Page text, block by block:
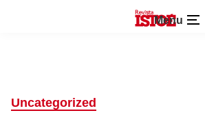
Menu
Uncategorized